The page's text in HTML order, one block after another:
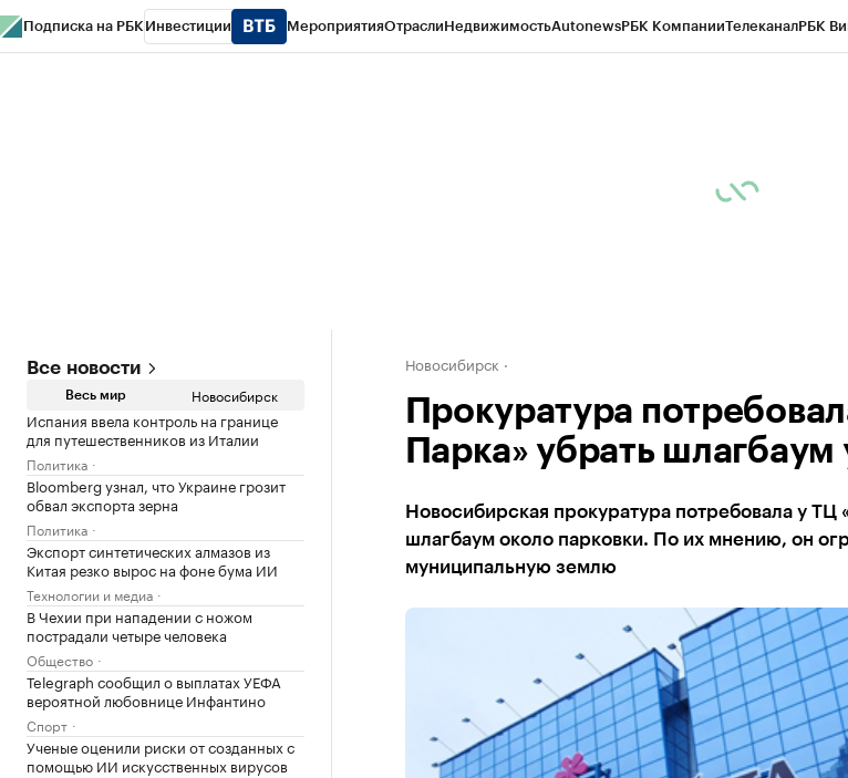
Подписка на РБК Инвестиции МероприятияОтраслиНедвижимостьAutonewsРБК КомпанииТелеканалРБК
Все новости
Весь мир Новосибирск
Испания ввела контроль на границе
для путешественников из Италии
Политика
Bloomberg узнал, что Украине грозит
обвал экспорта зерна
Политика
Экспорт синтетических алмазов из
Китая резко вырос на фоне бума ИИ
Технологии и медиа
В Чехии при нападении с ножом
пострадали четыре человека
Общество
Telegraph сообщил о выплатах УЕФА
вероятной любовнице Инфантино
Спорт
Ученые оценили риски от созданных с
помощью ИИ искусственных вирусов
Новосибирск
Прокуратура
Парка» убрать шлагбаум
Новосибирская прокуратура потребовала у ТЦ
шлагбаум около парковки. По их мнению, он
муниципальную землю